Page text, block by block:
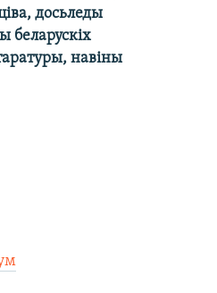
досьледы
беларускіх
навіны